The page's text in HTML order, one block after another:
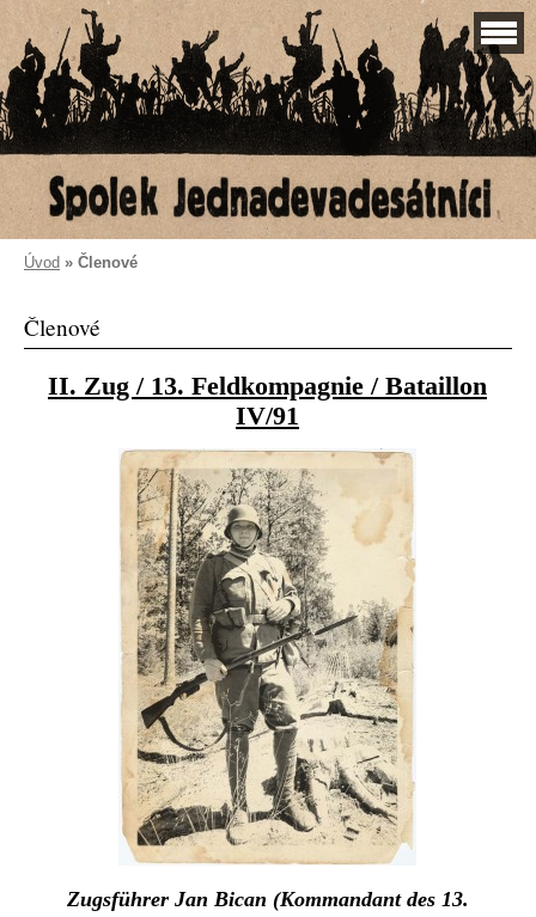
Úvod » Členové
Členové
II. Zug / 13. Feldkompagnie / Bataillon
IV/91
ZugsführerJan Bican (Kommandant des 13.